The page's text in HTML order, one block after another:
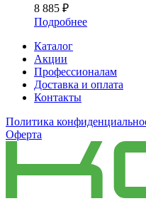
8 885 ₽
Подробнее
Каталог
Акции
Профессионалам
Доставка и оплата
Контакты
Политика
Оферта